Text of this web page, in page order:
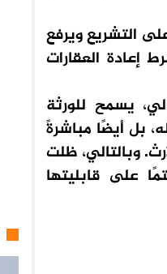
التشريع ويرفع
إعادة العقارات
المدني الإيطالي، يسمح للورثة
بل أيضًا مباشرةً
وبالتالي، ظلت
على قابليتها